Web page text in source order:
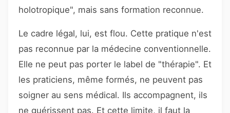
holotropique", mais sans formation reconnue.
Le cadre légal, lui, est flou. Cette pratique n'est
pas reconnue par la médecine conventionnelle.
Elle ne peut pas porter le label de "thérapie". Et
les praticiens, même formés, ne peuvent pas
soigner au sens médical. Ils accompagnent, ils
ne guérissent pas. Et cette limite, il faut la